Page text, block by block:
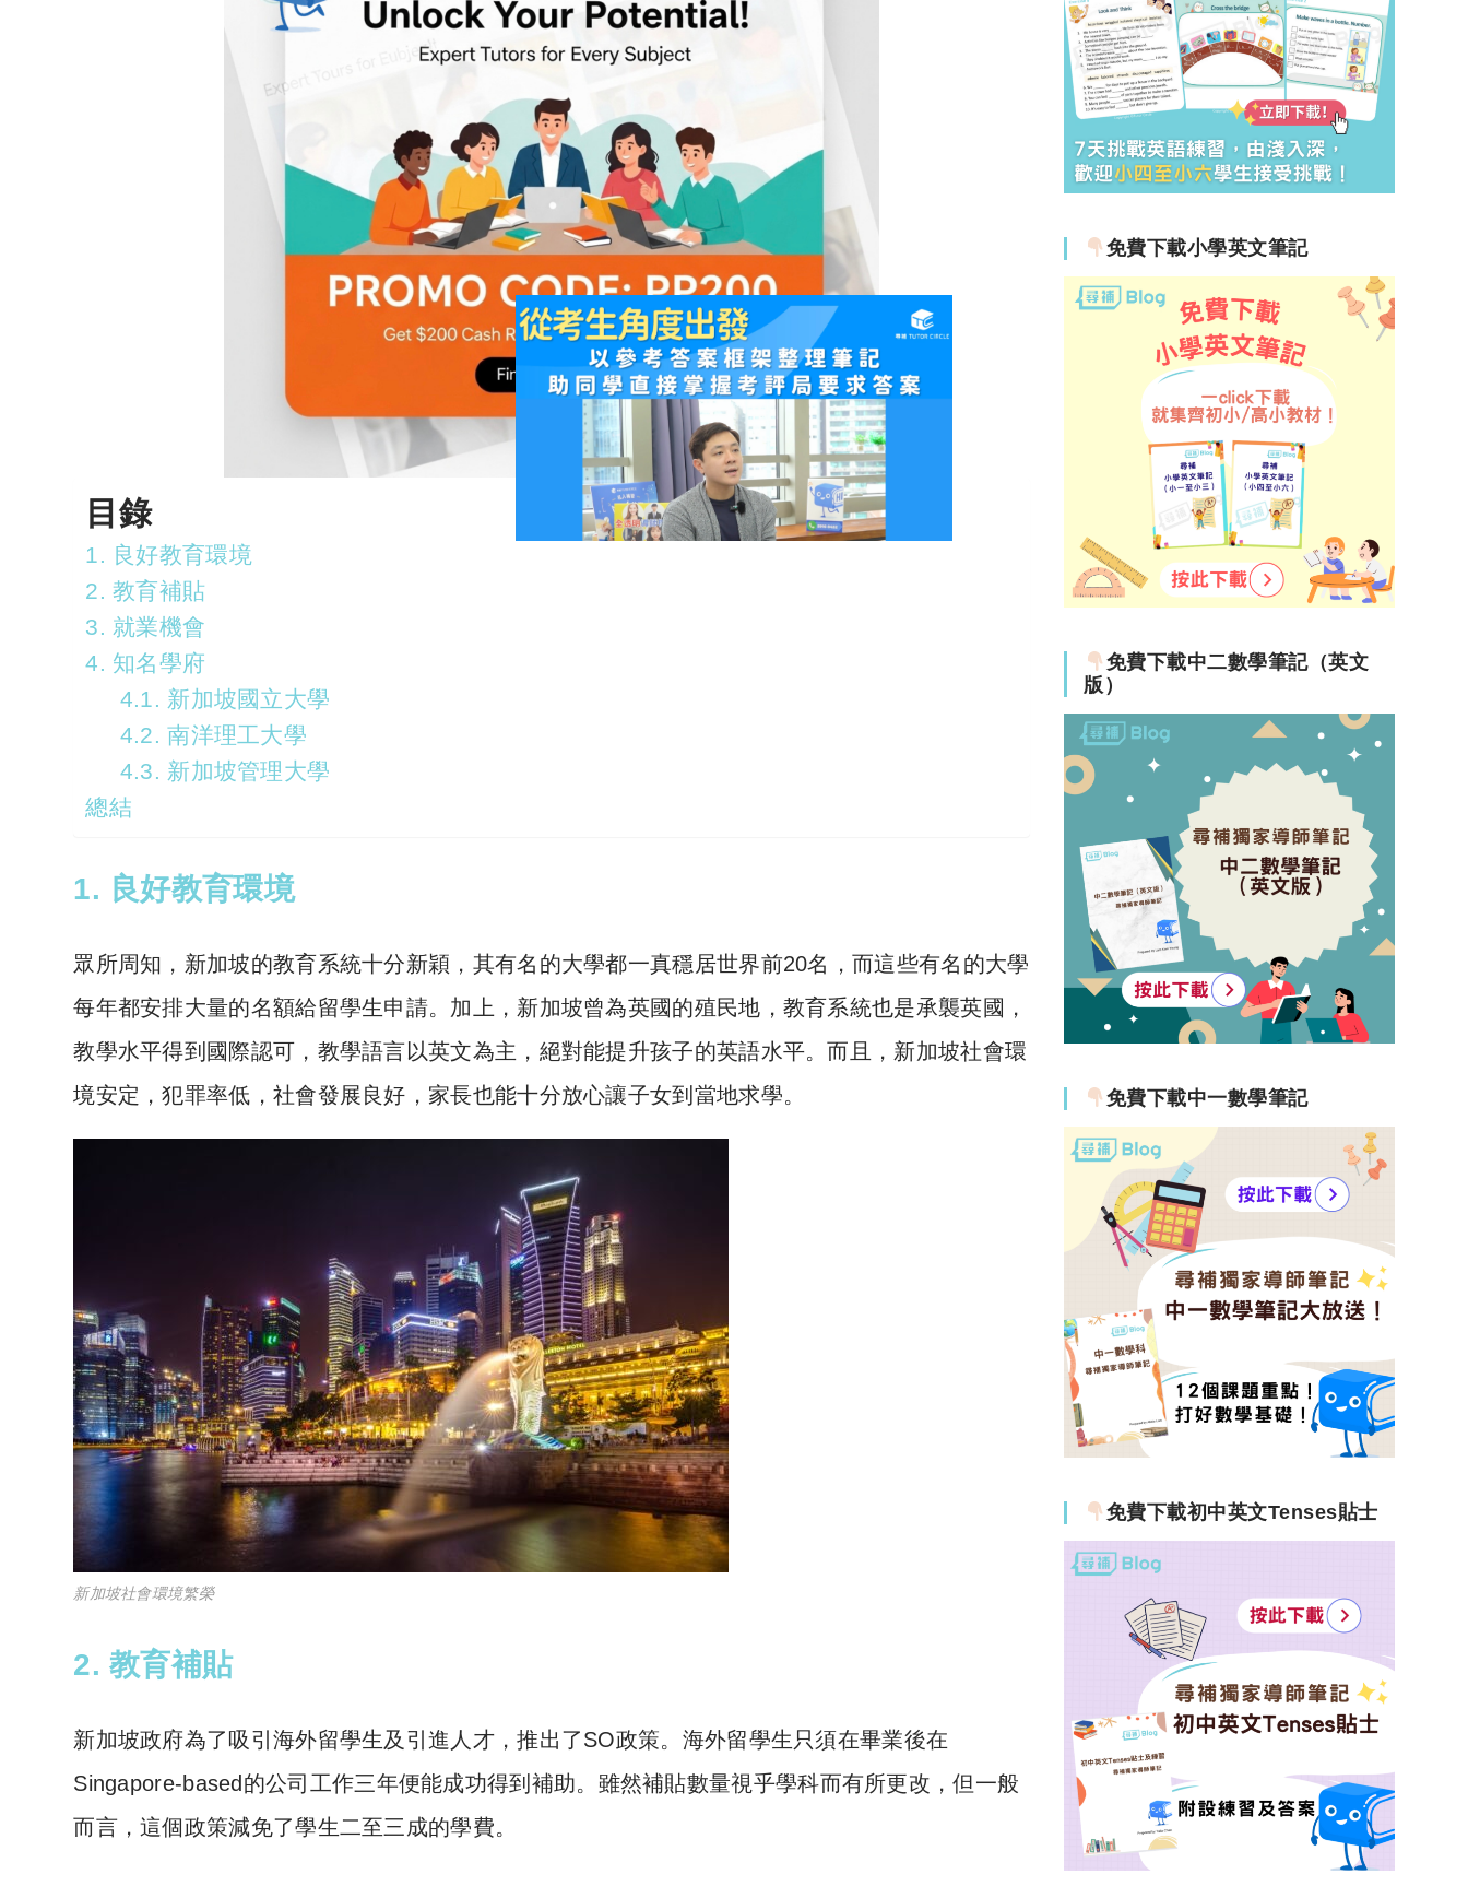
目錄
1. 良好教育環境
2. 教育補貼
3. 就業機會
4. 知名學府
4.1. 新加坡國立大學
4.2. 南洋理工大學
4.3. 新加坡管理大學
總結
1. 良好教育環境
眾所周知，新加坡的教育系統十分新穎，其有名的大學都一真穩居世界前20名，而這些有名的大學
每年都安排大量的名額給留學生申請。加上，新加坡曾為英國的殖民地，教育系統也是承襲英國，
教學水平得到國際認可，教學語言以英文為主，絕對能提升孩子的英語水平。而且，新加坡社會環
境安定，犯罪率低，社會發展良好，家長也能十分放心讓子女到當地求學。
新加坡社會環境繁榮
2. 教育補貼
新加坡政府為了吸引海外留學生及引進人才，推出了SO政策。海外留學生只須在畢業後在
Singapore-based的公司工作三年便能成功得到補助。雖然補貼數量視乎學科而有所更改，但一般
而言，這個政策減免了學生二至三成的學費。
免費下載小學英文筆記
免費下載中二數學筆記（英文
版）
免費下載中一數學筆記
免費下載初中英文Tenses貼士